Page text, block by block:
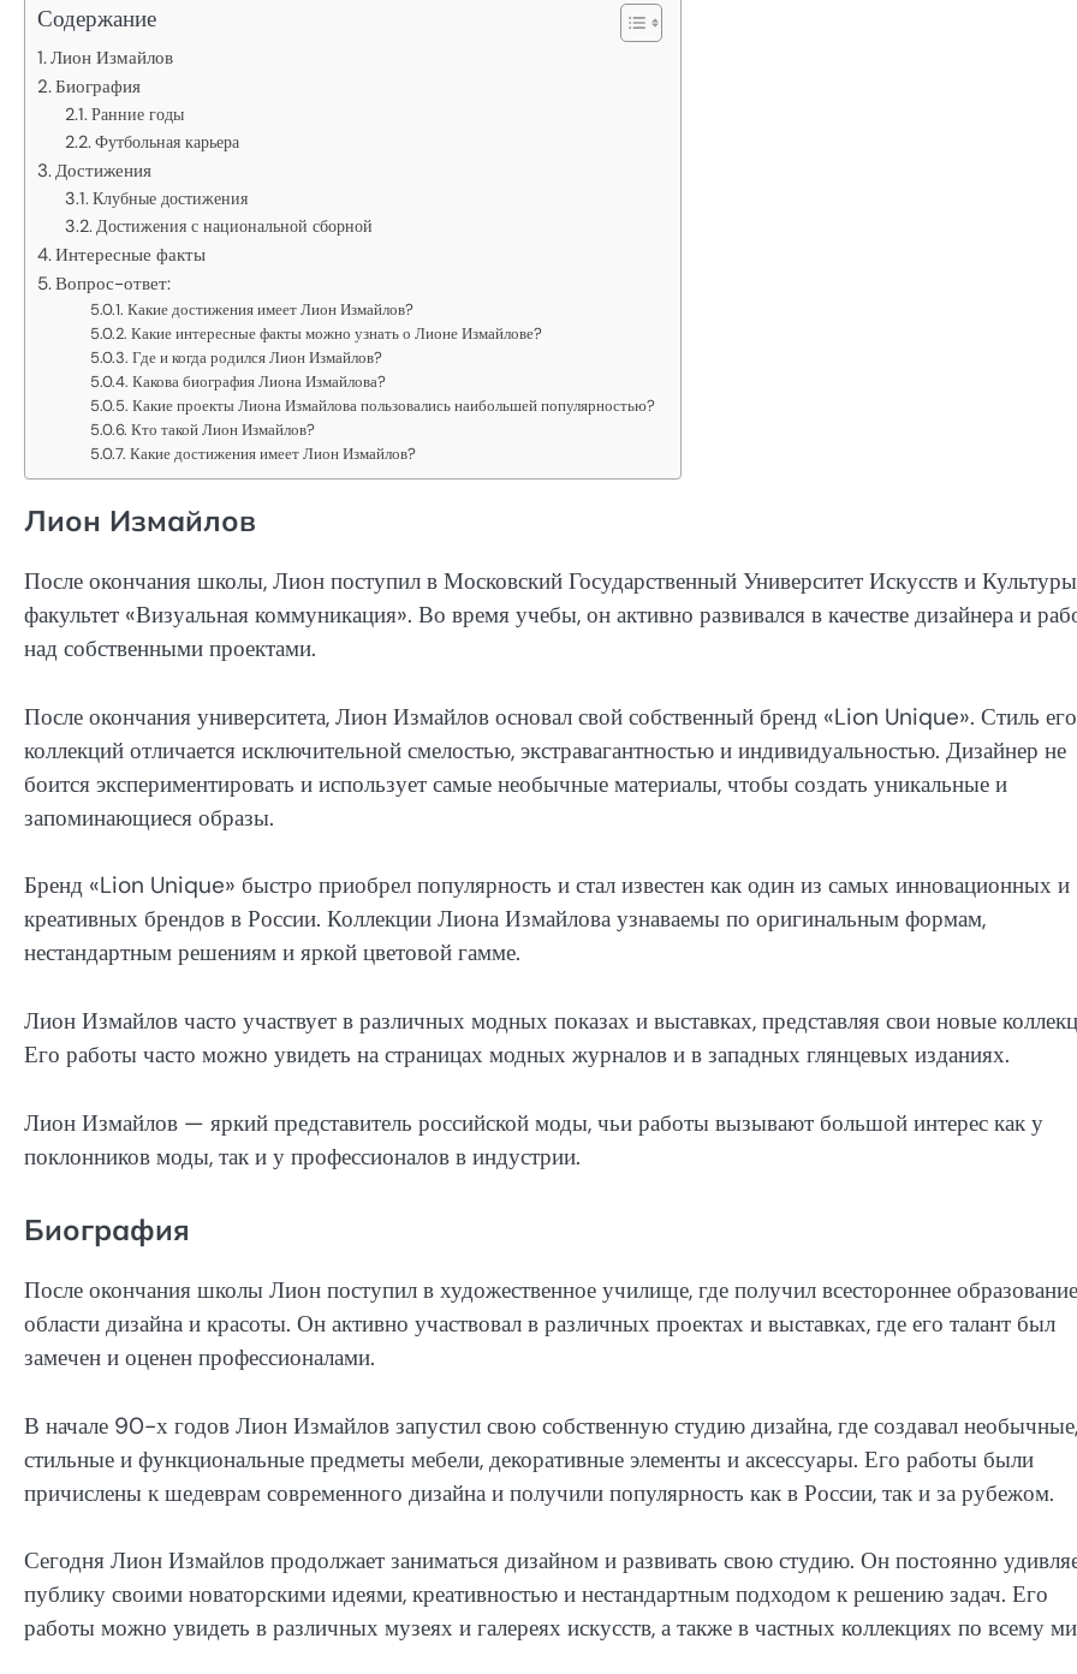
Содержание
Лион Измайлов
Биография
Ранние годы
Футбольная карьера
Достижения
Клубные достижения
Достижения с национальной сборной
Интересные факты
Вопрос-ответ:
Какие достижения имеет Лион Измайлов?
Какие интересные факты можно узнать о Лионе Измайлове?
Где и когда родился Лион Измайлов?
Какова биография Лиона Измайлова?
Какие проекты Лиона Измайлова пользовались наибольшей популярностью?
Кто такой Лион Измайлов?
Какие достижения имеет Лион Измайлов?
Лион Измайлов
После окончания школы, Лион поступил в Московский Государственный Университет Искусств и
факультет «Визуальная коммуникация». Во время учебы, он активно развивался в качестве дизайнера и
над собственными проектами.
После окончания университета, Лион Измайлов основал свой собственный бренд «Lion Unique». Стиль его
коллекций отличается исключительной смелостью, экстравагантностью и индивидуальностью. Дизайнер не
боится экспериментировать и использует самые необычные материалы, чтобы создать уникальные и
запоминающиеся образы.
Бренд «Lion Unique» быстро приобрел популярность и стал известен как один из самых инновационных и
креативных брендов в России. Коллекции Лиона Измайлова узнаваемы по оригинальным формам,
нестандартным решениям и яркой цветовой гамме.
Лион Измайлов часто участвует в различных модных показах и выставках, представляя свои новые
Его работы часто можно увидеть на страницах модных журналов и в западных глянцевых изданиях.
Лион Измайлов — яркий представитель российской моды, чьи работы вызывают большой интерес как у
поклонников моды, так и у профессионалов в индустрии.
Биография
После окончания школы Лион поступил в художественное училище, где получил всестороннее
области дизайна и красоты. Он активно участвовал в различных проектах и выставках, где его талант был
замечен и оценен профессионалами.
В начале 90-х годов Лион Измайлов запустил свою собственную студию дизайна, где создавал необычные,
стильные и функциональные предметы мебели, декоративные элементы и аксессуары. Его работы были
причислены к шедеврам современного дизайна и получили популярность как в России, так и за рубежом.
Сегодня Лион Измайлов продолжает заниматься дизайном и развивать свою студию. Он постоянно
публику своими новаторскими идеями, креативностью и нестандартным подходом к решению задач. Его
работы можно увидеть в различных музеях и галереях искусств, а также в частных коллекциях по всему